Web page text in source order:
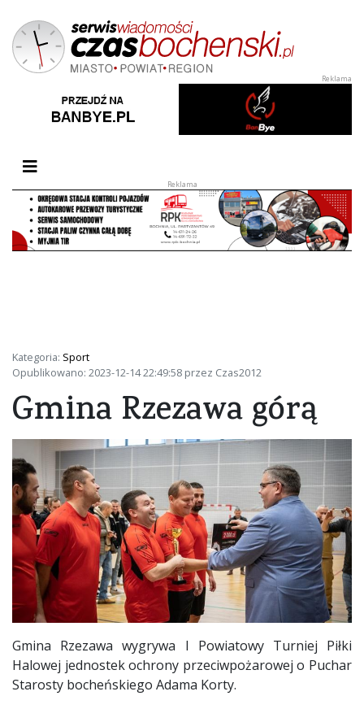
Przełącz nawigację
Kategoria: Sport
Opublikowano: 2023-12-14 22:49:58 przez Czas2012
Gmina Rzezawa górą
Gmina Rzezawa wygrywa I Powiatowy Turniej Piłki
Halowej jednostek ochrony przeciwpożarowej o Puchar
Starosty bocheńskiego Adama Korty.